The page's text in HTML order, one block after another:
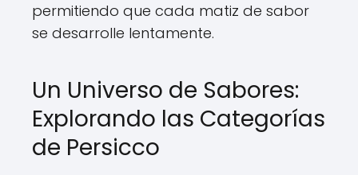
permitiendo que cada matiz de sabor
se desarrolle lentamente.
Un Universo de Sabores:
Explorando las Categorías
de Persicco